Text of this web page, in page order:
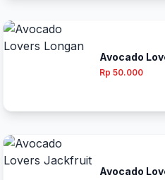
Avocado
Rp 50.000
Avocado